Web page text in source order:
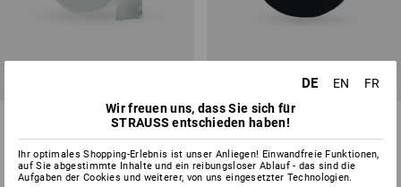
Gewinde-Dichtband
Variante
ab 1,30 €
Dichtband PIB
1 Variante
ab 4,39 €
DE EN
FR
Wir freuen uns, dass Sie sich für
STRAUSS entschieden haben!
Ihr optimales Shopping-Erlebnis ist unser Anliegen! Einwandfreie Funktionen,
auf Sie abgestimmte Inhalte und ein reibungsloser Ablauf - das sind die
Aufgaben der Cookies und weiterer, von uns eingesetzter Technologien.